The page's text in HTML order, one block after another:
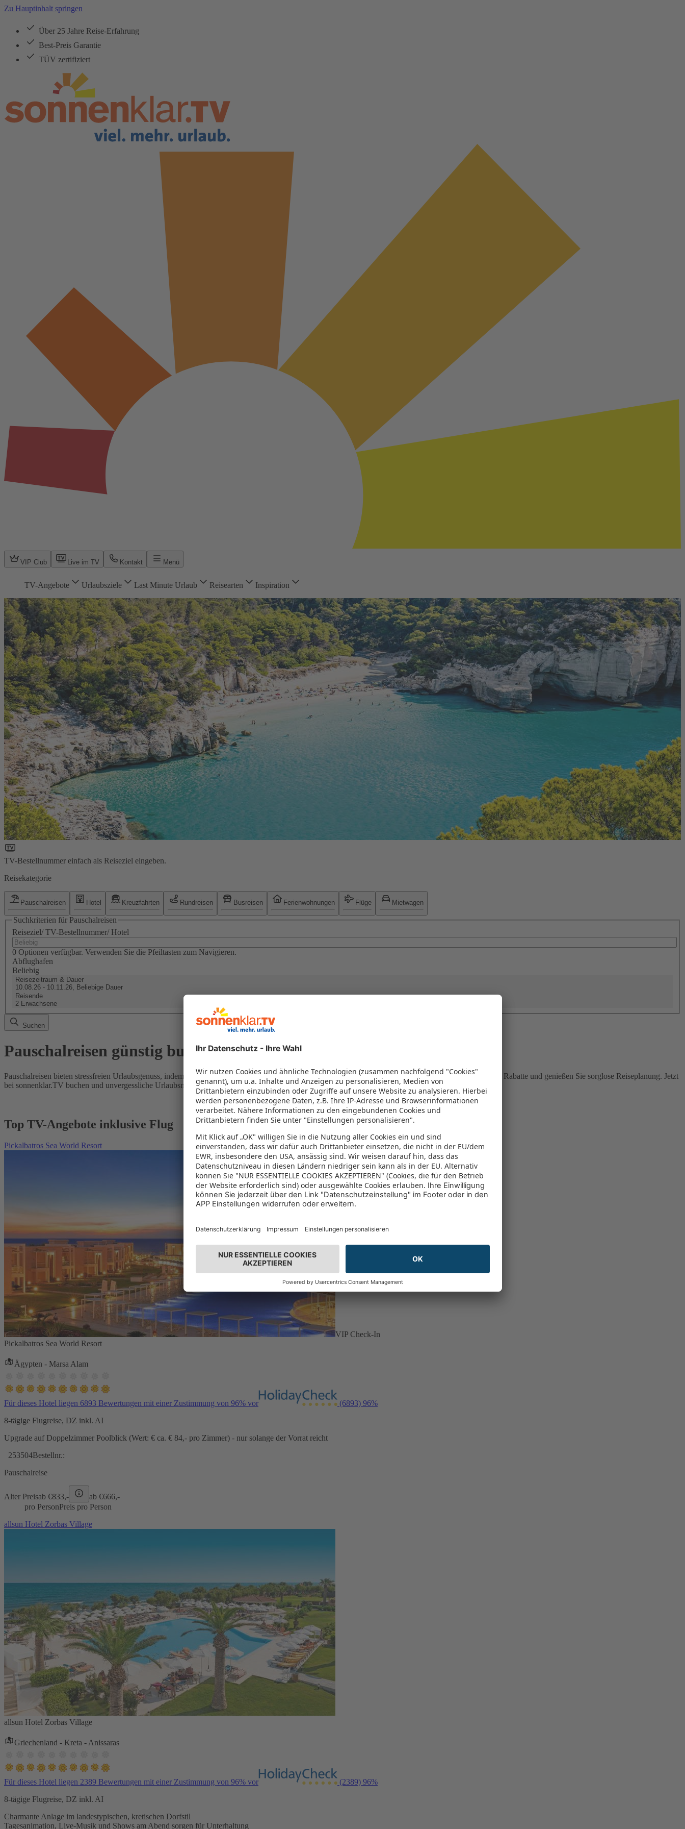
Zu Hauptinhalt springen
Über 25 Jahre Reise-Erfahrung
Best-Preis Garantie
TÜV zertifiziert
VIP Club Live im TV Kontakt Menü
TV-Angebote Urlaubsziele Last Minute Urlaub Reisearten Inspiration
TV-Bestellnummer einfach als Reiseziel eingeben.
Reisekategorie
Pauschalreisen Hotel Kreuzfahrten Rundreisen Busreisen Ferienwohnungen Flüge Mietwagen
Suchkriterien für Pauschalreisen
Reiseziel/ TV-Bestellnummer/ Hotel
0 Optionen verfügbar. Verwenden Sie die Pfeiltasten zum Navigieren.
Abflughafen
Beliebig
Reisezeitraum & Dauer
10.08.26 - 10.11.26, Beliebige Dauer
Reisende
2 Erwachsene
Suchen
Pauschalreisen günstig buchen
Pauschalreisen bieten stressfreien Urlaubsgenuss, indem Flug und Hotel in einem Paket kombiniert werden – das spart Zeit und Geld. Nutzen Sie attraktive Rabatte und genießen Sie sorglose Reiseplanung. Jetzt
bei sonnenklar.TV buchen und unvergessliche Urlaubsmomente erleben!
Top TV-Angebote inklusive Flug
Pickalbatros Sea World Resort
VIP Check-In
Pickalbatros Sea World Resort
Ägypten - Marsa Alam
Für dieses Hotel liegen 6893 Bewertungen mit einer Zustimmung von 96% vor (6893) 96%
8-tägige Flugreise, DZ inkl. AI
Upgrade auf Doppelzimmer Poolblick (Wert: € ca. € 84,- pro Zimmer) - nur solange der Vorrat reicht
253504Bestellnr.:
Pauschalreise
Alter Preisab €833,- ab €666,-
pro PersonPreis pro Person
allsun Hotel Zorbas Village
allsun Hotel Zorbas Village
Griechenland - Kreta - Anissaras
Für dieses Hotel liegen 2389 Bewertungen mit einer Zustimmung von 96% vor (2389) 96%
8-tägige Flugreise, DZ inkl. AI
Charmante Anlage im landestypischen, kretischen Dorfstil
Tagesanimation, Live-Musik und Shows am Abend sorgen für Unterhaltung